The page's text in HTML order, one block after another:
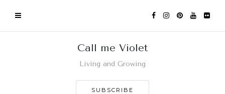
Call me Violet
Living and Growing
SUBSCRIBE